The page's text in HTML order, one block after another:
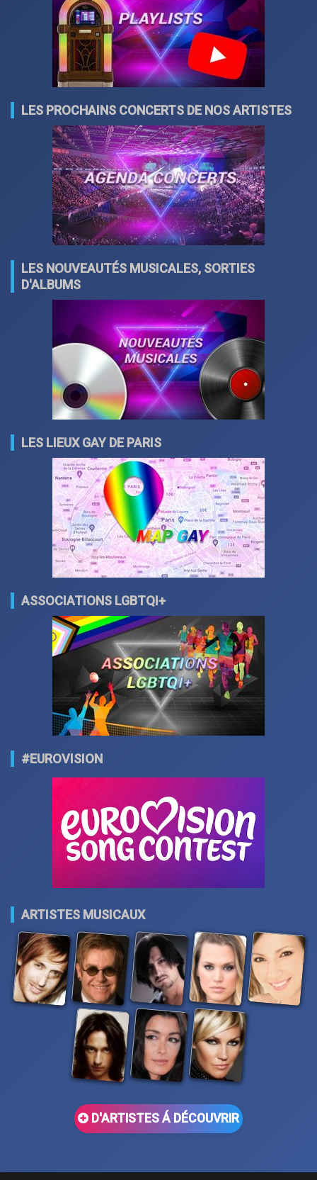
LES PROCHAINS CONCERTS DE NOS ARTISTES
LES NOUVEAUTÉS MUSICALES, SORTIES
D'ALBUMS
LES LIEUX GAY DE PARIS
ASSOCIATIONS LGBTQI+
#EUROVISION
ARTISTES MUSICAUX
D'ARTISTES Á DÉCOUVRIR